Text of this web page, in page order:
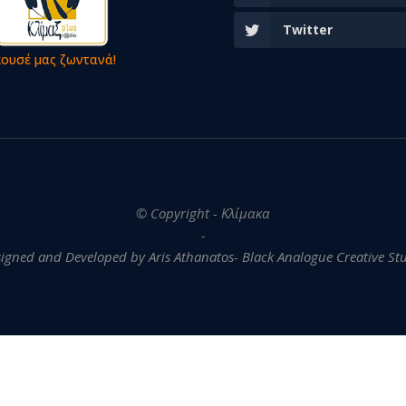
μας ζωντανά!
Twitter
© Copyright - Κλίμακα
-
and Developed by Aris Athanatos- Black Analogue Creative